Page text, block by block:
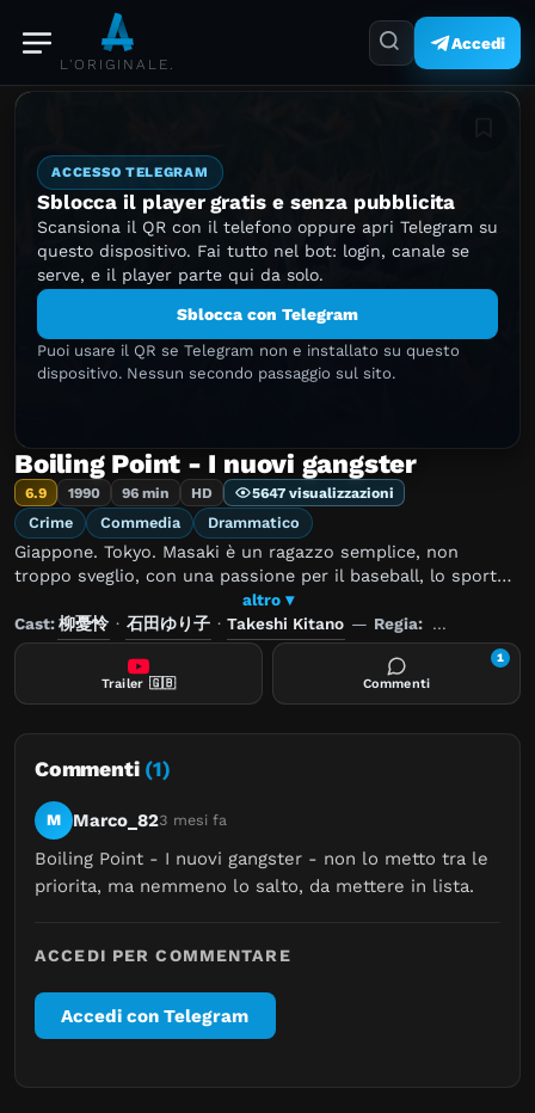
L'ORIGINALE.
Accedi
ACCESSO TELEGRAM
Sblocca il player gratis e senza pubblicita
Scansiona il QR con il telefono oppure apri Telegram su
questo dispositivo. Fai tutto nel bot: login, canale se
serve, e il player parte qui da solo.
Sblocca con Telegram
Puoi usare il QR se Telegram non e installato su questo
dispositivo. Nessun secondo passaggio sul sito.
Boiling Point - I nuovi gangster
6.9 1990 96 min HD 5647 visualizzazioni
Crime Commedia Drammatico
Giappone. Tokyo. Masaki è un ragazzo semplice, non
troppo sveglio, con una passione per il baseball, lo sport
che la sua squadra pratica senza troppa fortuna sui
campetti di periferia; egli lavora come benzinaio in una
stazione di rifornimento, nella quale durante un turno si
ribella alle pretese di un membro della yakuza e attirando
le ire e le attenzioni dell'organizzazione sullo stabilimento.
altro ▾
Cast:柳憂怜· 石田ゆり子 · Takeshi Kitano — Regia: Takeshi
Trailer 🇬🇧 Commenti
1
Commenti (1)
M Marco_823 mesi fa
Boiling Point - I nuovi gangster - non lo metto tra le
priorita, ma nemmeno lo salto, da mettere in lista.
ACCEDI PER COMMENTARE
Accedi con Telegram